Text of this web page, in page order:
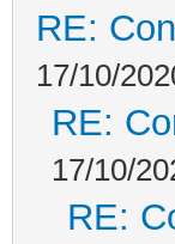
RE:
17/10/
RE:
17/10/
RE: